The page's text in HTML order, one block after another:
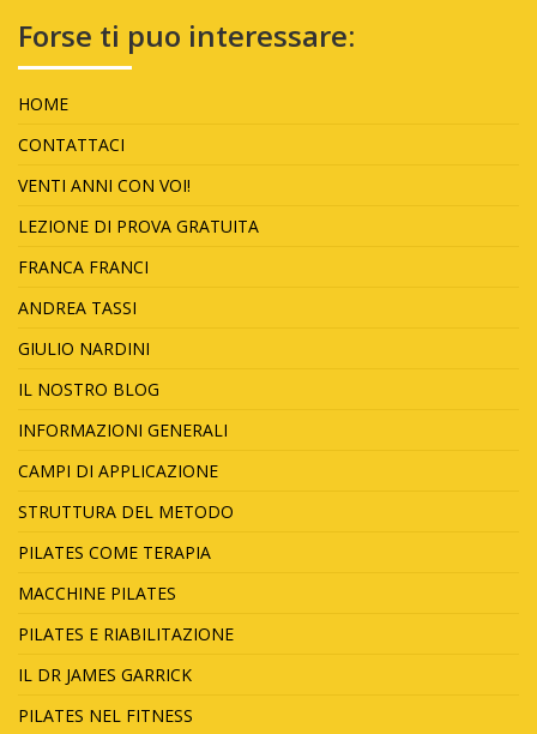
Forse ti puo interessare:
HOME
CONTATTACI
VENTI ANNI CON VOI!
LEZIONE DI PROVA GRATUITA
FRANCA FRANCI
ANDREA TASSI
GIULIO NARDINI
IL NOSTRO BLOG
INFORMAZIONI GENERALI
CAMPI DI APPLICAZIONE
STRUTTURA DEL METODO
PILATES COME TERAPIA
MACCHINE PILATES
PILATES E RIABILITAZIONE
IL DR JAMES GARRICK
PILATES NEL FITNESS